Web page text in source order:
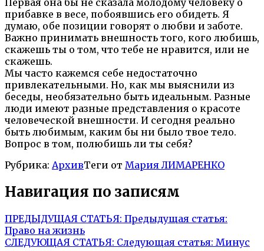
прибавке в весе, побоявшись его обидеть. Я
думаю, обе позиции говорят о любви и заботе.
Важно принимать внешность того, кого любишь,
скажешь ты о том, что тебе не нравится, или не
скажешь.
Мы часто кажемся себе недостаточно
привлекательными. Но, как мы выяснили из
беседы, необязательно быть идеальным. Разные
люди имеют разные представления о красоте
человеческой внешности. И сегодня реально
быть любимым, каким бы ни было твое тело.
Вопрос в том, полюбишь ли ты себя?
Рубрика: АрхивТеги от Мария ЛИМАРЕНКО
Навигация по записям
ПРЕДЫДУЩАЯ СТАТЬЯ: Предыдущая статья:
Право на жизнь
СЛЕДУЮЩАЯ СТАТЬЯ: Следующая статья: Минус